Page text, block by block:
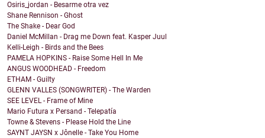
Osiris_jordan - Besarme otra vez
Shane Rennison - Ghost
The Shake - Dear God
Daniel McMillan - Drag me Down feat. Kasper Juul
Kelli-Leigh - Birds and the Bees
PAMELA HOPKINS - Raise Some Hell In Me
ANGUS WOODHEAD - Freedom
ETHAM - Guilty
GLENN VALLES (SONGWRITER) - The Warden
SEE LEVEL - Frame of Mine
Mario Futura x Persand - Telepatía
Towne & Stevens - Please Hold the Line
SAYNT JAYSN x Jônelle - Take You Home